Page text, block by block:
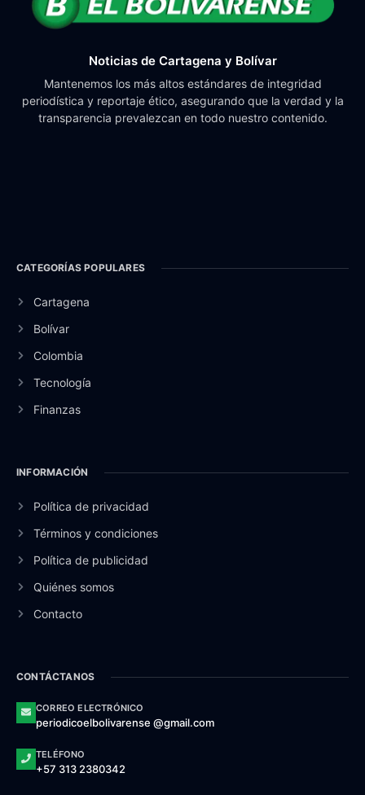
Noticias de Cartagena y Bolívar
Mantenemos los más altos estándares de integridad
periodística y reportaje ético, asegurando que la verdad y la
transparencia prevalezcan en todo nuestro contenido.
CATEGORÍAS POPULARES
Cartagena
Bolívar
Colombia
Tecnología
Finanzas
INFORMACIÓN
Política de privacidad
Términos y condiciones
Política de publicidad
Quiénes somos
Contacto
CONTÁCTANOS
CORREO ELECTRÓNICO
periodicoelbolivarense @gmail.com
TELÉFONO
+57 313 2380342